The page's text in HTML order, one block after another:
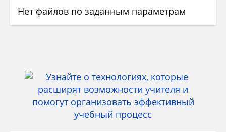
Нет файлов по заданным параметрам